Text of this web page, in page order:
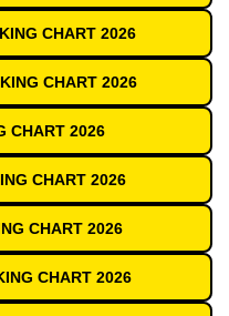
CHART 2026
CHART 2026
CHART 2026
CHART 2026
CHART 2026
CHART 2026